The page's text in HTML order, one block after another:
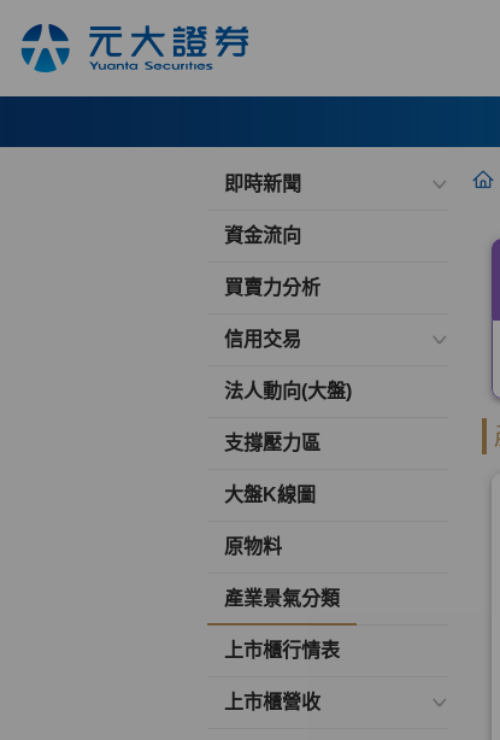
即時新聞
資金流向
買賣力分析
信用交易
法人動向(大盤)
支撐壓力區
大盤K線圖
原物料
產業景氣分類
上市櫃行情表
上市櫃營收